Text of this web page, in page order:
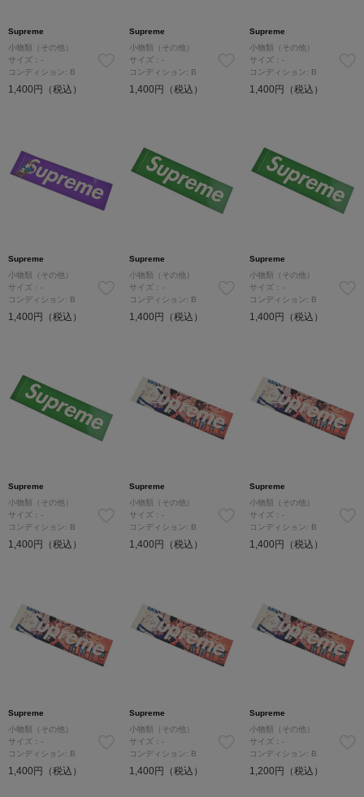
Supreme
小物類（その他）
サイズ：-
コンディション: B
1,400円（税込）
Supreme
小物類（その他）
サイズ：-
コンディション: B
1,400円（税込）
Supreme
小物類（その他）
サイズ：-
コンディション: B
1,400円（税込）
Supreme
小物類（その他）
サイズ：-
コンディション: B
1,400円（税込）
Supreme
小物類（その他）
サイズ：-
コンディション: B
1,400円（税込）
Supreme
小物類（その他）
サイズ：-
コンディション: B
1,400円（税込）
Supreme
小物類（その他）
サイズ：-
コンディション: B
1,400円（税込）
Supreme
小物類（その他）
サイズ：-
コンディション: B
1,400円（税込）
Supreme
小物類（その他）
サイズ：-
コンディション: B
1,400円（税込）
Supreme
小物類（その他）
サイズ：-
コンディション: B
1,400円（税込）
Supreme
小物類（その他）
サイズ：-
コンディション: B
1,400円（税込）
Supreme
小物類（その他）
サイズ：-
コンディション: B
1,200円（税込）